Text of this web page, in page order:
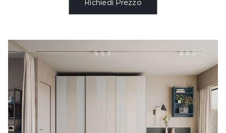
Richiedi Prezzo